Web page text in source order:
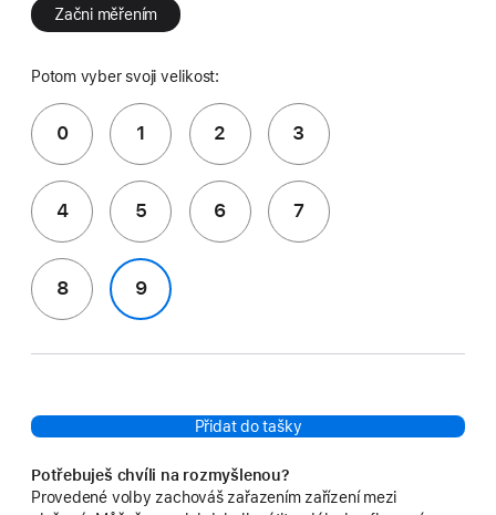
Začni měřením
Potom vyber svoji velikost:
0 1 2 3
4 5 6 7
8 9
Přidat do tašky
Potřebuješ chvíli na rozmyšlenou?
Provedené volby zachováš zařazením zařízení mezi